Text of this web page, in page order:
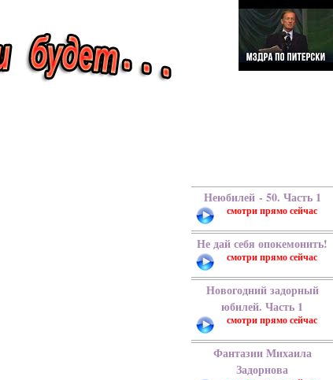
Неюбилей - 50. Часть 1
Не дай себя опокемонить!
Новогодний задорный
юбилей. Часть 1
Фантазии Михаила
Задорнова